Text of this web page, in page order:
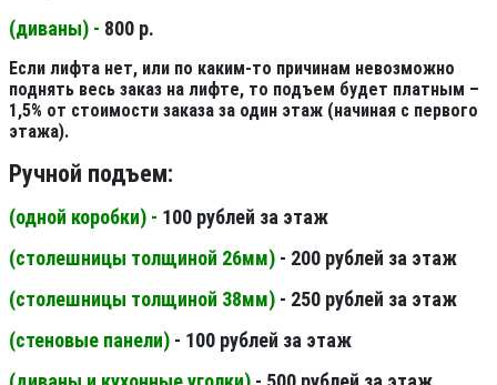
(диваны) - 800 р.
Если лифта нет, или по каким-то причинам невозможно
поднять весь заказ на лифте, то подъем будет платным –
1,5% от стоимости заказа за один этаж (начиная с первого
этажа).
Ручной подъем:
(одной коробки) - 100 рублей за этаж
(столешницы толщиной 26мм) - 200 рублей за этаж
(столешницы толщиной 38мм) - 250 рублей за этаж
(стеновые панели) - 100 рублей за этаж